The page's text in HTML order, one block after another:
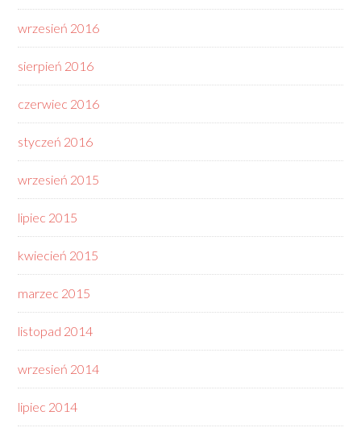
wrzesień 2016
sierpień 2016
czerwiec 2016
styczeń 2016
wrzesień 2015
lipiec 2015
kwiecień 2015
marzec 2015
listopad 2014
wrzesień 2014
lipiec 2014